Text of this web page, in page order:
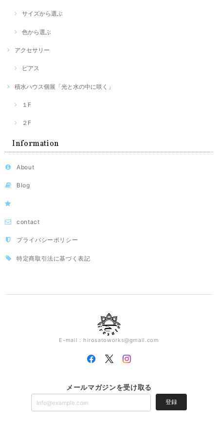
サイズから選ぶ
色から選ぶ
アクセサリー
ピアス
積水ハウス個展「光と水の中に咲く」
１F
２F
Information
About
Blog
contact
プライバシーポリシー
特定商取引法に基づく表記
E-mail： hirosatoworks@gmail.com
メールマガジンを受け取る
登録